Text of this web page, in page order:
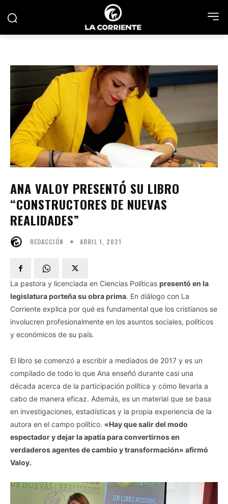
ANA VALOY PRESENTÓ SU LIBRO
“CONSTRUCTORES DE NUEVAS
REALIDADES”
REDACCIÓN ABRIL 1, 2021
La pastora y licenciada en Ciencias Políticas presentó en la
legislatura porteña su obra prima. En diálogo con La
Corriente explica por qué es fundamental que los cristianos se
involucren profesionalmente en los asuntos sociales, políticos
y económicos de su país.
El libro se comenzó a escribir a mediados de 2017 y es un
compilado de todo lo que Ana enseñó durante casi una
década acerca de la participación política y cómo llevarla a
cabo de manera eficaz. Además, es un material que se basa
en investigaciones, estadísticas y la propia experiencia de la
autora en el campo político. «Hay que salir del modo
espectador y dejar la apatía para convertirnos en
verdaderos agentes de cambio y transformación» afirmó
Valoy.